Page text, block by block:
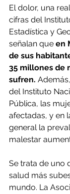
El dolor, una
cifras del
Estadística y
señalan que en
de sus
35 millones de
sufren.
del Instituto
Pública, las
afectadas, y en
general la
malestar
Se trata de uno
salud más
mundo. La